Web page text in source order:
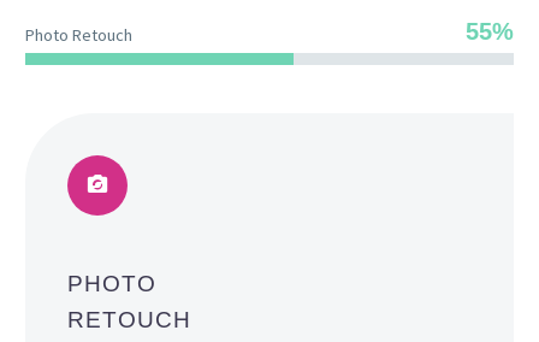
Photo Retouch 55%
PHOTO
RETOUCH